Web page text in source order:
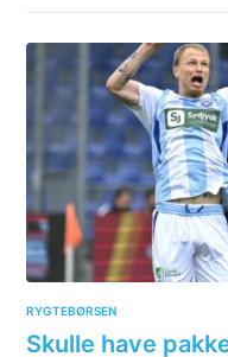
RYGTEBØRSEN
Skulle have